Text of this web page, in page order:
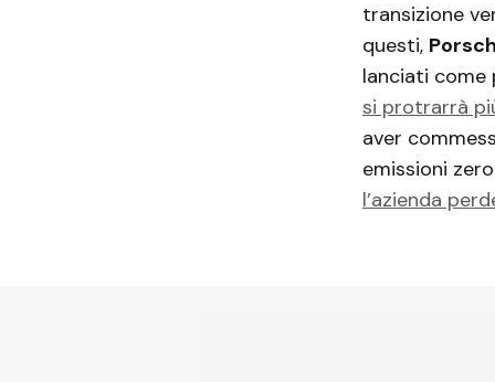
transizione
questi,
lanciati come
si protrarrà
aver
emissioni
l’azienda